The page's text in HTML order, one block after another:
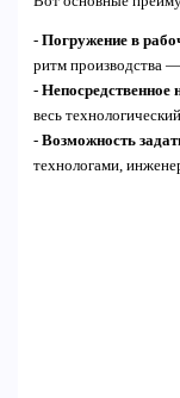
- Погружение в
ритм производства
- Непосредственное
весь
- Возможность
технологами,